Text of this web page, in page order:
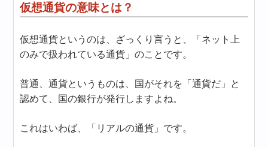
仮想通貨の意味とは？
仮想通貨というのは、ざっくり言うと、「ネット上
のみで扱われている通貨」のことです。
普通、通貨というものは、国がそれを「通貨だ」と
認めて、国の銀行が発行しますよね。
これはいわば、「リアルの通貨」です。